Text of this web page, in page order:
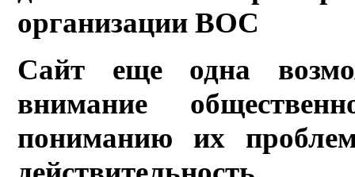
организации ВОС
Сайт еще одна
внимание
пониманию их